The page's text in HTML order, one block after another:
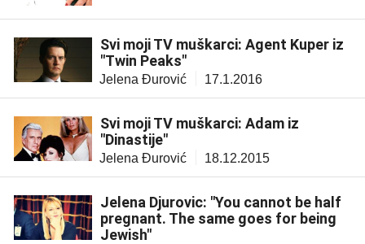
Svi moji TV muškarci: Agent Kuper iz
"Twin Peaks"
Jelena Đurović 17.1.2016
Svi moji TV muškarci: Adam iz
"Dinastije"
Jelena Đurović 18.12.2015
Jelena Djurovic: "You cannot be half
pregnant. The same goes for being
Jewish"